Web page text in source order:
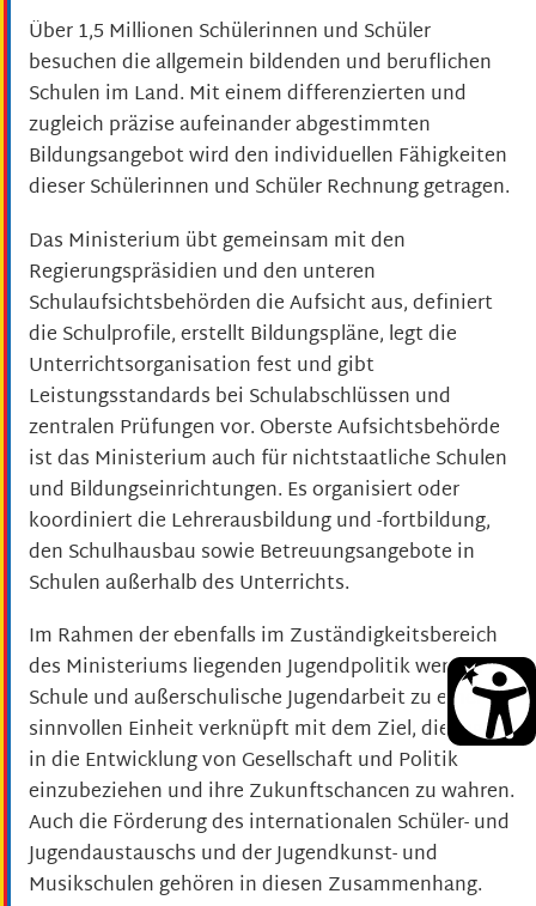
Über 1,5 Millionen Schülerinnen und Schüler
besuchen die allgemein bildenden und beruflichen
Schulen im Land. Mit einem differenzierten und
zugleich präzise aufeinander abgestimmten
Bildungsangebot wird den individuellen Fähigkeiten
dieser Schülerinnen und Schüler Rechnung getragen.
Das Ministerium übt gemeinsam mit den
Regierungspräsidien und den unteren
Schulaufsichtsbehörden die Aufsicht aus, definiert
die Schulprofile, erstellt Bildungspläne, legt die
Unterrichtsorganisation fest und gibt
Leistungsstandards bei Schulabschlüssen und
zentralen Prüfungen vor. Oberste Aufsichtsbehörde
ist das Ministerium auch für nichtstaatliche Schulen
und Bildungseinrichtungen. Es organisiert oder
koordiniert die Lehrerausbildung und -fortbildung,
den Schulhausbau sowie Betreuungsangebote in
Schulen außerhalb des Unterrichts.
Im Rahmen der ebenfalls im Zuständigkeitsbereich
des Ministeriums liegenden Jugendpolitik werden
Schule und außerschulische Jugendarbeit zu einer
sinnvollen Einheit verknüpft mit dem Ziel, die Jugend
in die Entwicklung von Gesellschaft und Politik
einzubeziehen und ihre Zukunftschancen zu wahren.
Auch die Förderung des internationalen Schüler- und
Jugendaustauschs und der Jugendkunst- und
Musikschulen gehören in diesen Zusammenhang.